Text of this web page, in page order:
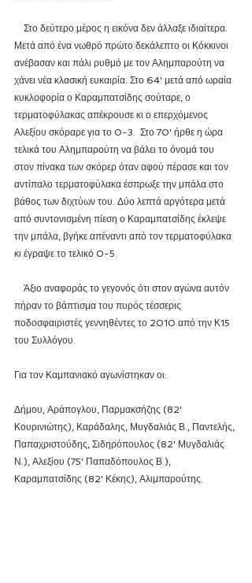
Μετά από ένα νωθρό πρώτο δεκάλεπτο οι Κόκκινοι
ανέβασαν και πάλι ρυθμό με τον Αλημπαρούτη να
χάνει νέα κλασική ευκαιρία. Στο 64' μετά από ωραία
κυκλοφορία ο Καραμπατσίδης σούταρε, ο
τερματοφύλακας απέκρουσε κι ο επερχόμενος
Αλεξίου σκόραρε για το 0-3.  Στο 70' ήρθε η ώρα
τελικά του Αλημπαρούτη να βάλει το όνομά του
στον πίνακα των σκόρερ όταν αφού πέρασε και τον
αντίπαλο τερματοφύλακα έσπρωξε την μπάλα στο
βάθος των διχτύων του. Δύο λεπτά αργότερα μετά
από συντονισμένη πίεση ο Καραμπατσίδης έκλεψε
την μπάλα, βγήκε απέναντι από τον τερματοφύλακα
κι έγραψε το τελικό 0-5.
πήραν το βάπτισμα του πυρός τέσσερις
ποδοσφαιριστές γεννηθέντες το 2010 από την Κ15
του Συλλόγου.
Για τον Καμπανιακό αγωνίστηκαν οι:
Δήμου, Αράπογλου, Παρμακσήζης (82'
Κουρινιώτης), Καράδαλης, Μυγδαλιάς Β., Παντελής,
Παπαχριστούδης, Σιδηρόπουλος (82' Μυγδαλιάς
Ν.), Αλεξίου (75' Παπαδόπουλος Β.),
Καραμπατσίδης (82' Κέκης), Αλιμπαρούτης.